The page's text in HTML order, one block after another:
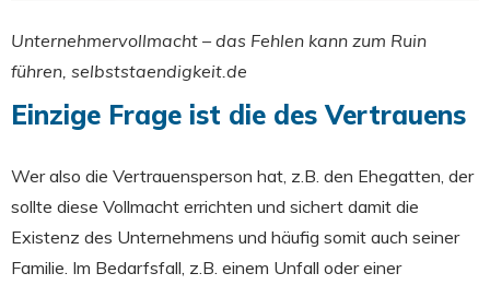
Unternehmervollmacht – das Fehlen kann zum Ruin
führen, selbststaendigkeit.de
Einzige Frage ist die des Vertrauens
Wer also die Vertrauensperson hat, z.B. den Ehegatten, der
sollte diese Vollmacht errichten und sichert damit die
Existenz des Unternehmens und häufig somit auch seiner
Familie. Im Bedarfsfall, z.B. einem Unfall oder einer